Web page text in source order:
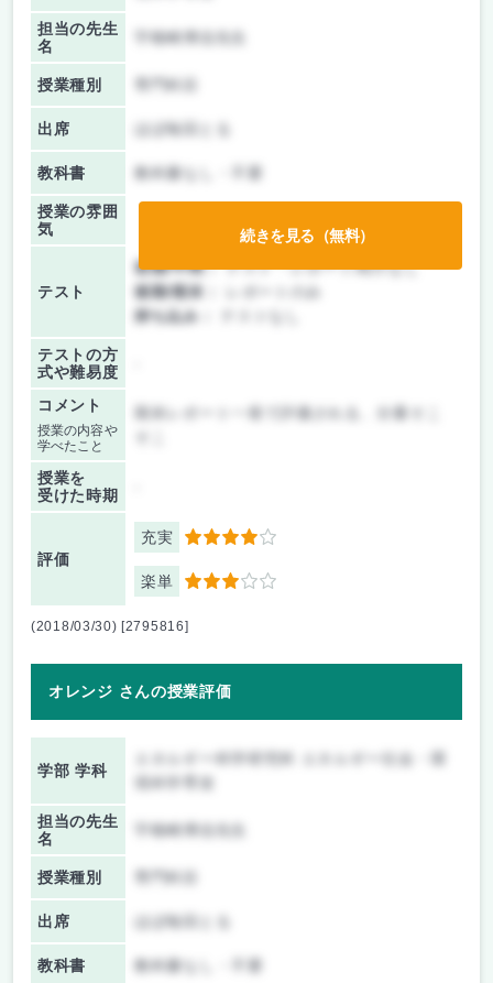
担当の先生
名
宇根崎博信先生
授業種別
出席 ほぼ毎回とる
教科書 教科書なし・不要
授業の雰囲
気
テスト
前期/中間：テスト・レポート両方なし
後期/期末：
持ち込み：
テストの方
式や難易度
コメント
授業の内容や
学べたこと
期末レポート一発で評価される、分量そこ
授業を
受けた時期
評価
充実 4
楽単 3
続きを見る（無料）
(2018/03/30) [2795816]
オレンジ さんの授業評価
学部 学科
エネルギー科学研究科 エネルギー社会・環
担当の先生
名
宇根崎博信先生
授業種別
出席 ほぼ毎回とる
教科書 教科書なし・不要